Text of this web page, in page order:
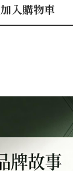
加入購物車